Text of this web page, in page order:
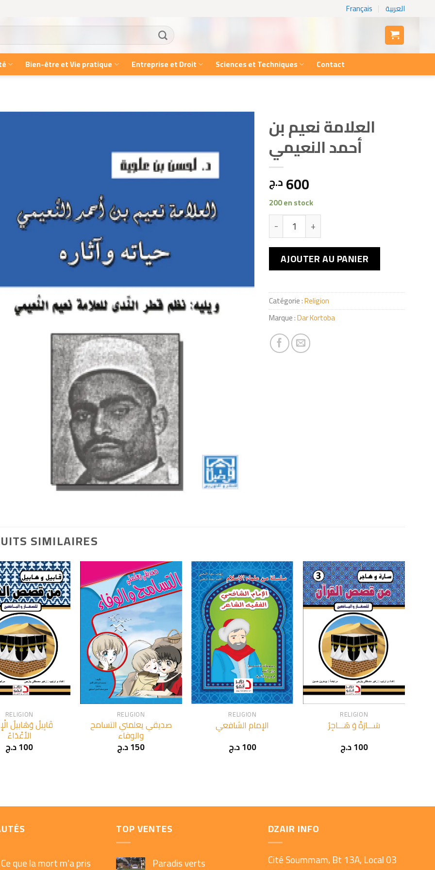
Français العربية
Bien-être et Vie pratique Entreprise et Droit Sciences et Techniques Contact
العلامة نعيم بن
أحمد النعيمي
600 د.ج
200 en stock
AJOUTER AU PANIER
Catégorie :Religion
Marque :Dar Kortoba
SIMILAIRES
RELIGION
قَابِيلُ وَهَابيلُ
الأعْدَاءُ
100د.ج
+
RELIGION
صديقي يعلمني التسامح
والوفاء
150د.ج
+
RELIGION
الإمام الشافعي
100د.ج
+
RELIGION
سَـــارَةُ وَ هَـــاجِرُ
100د.ج
Ce que la mort m’a pris
TOP VENTES
Paradis verts
DZAIR INFO
Cité Soummam, Bt 13A, Local 03